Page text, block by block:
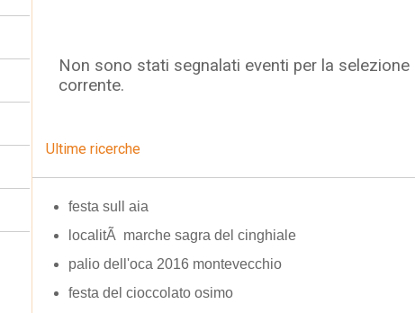
Non sono stati segnalati eventi per la selezione
corrente.
Ultime ricerche
festa sull aia
localitÃ marche sagra del cinghiale
palio dell'oca 2016 montevecchio
festa del cioccolato osimo